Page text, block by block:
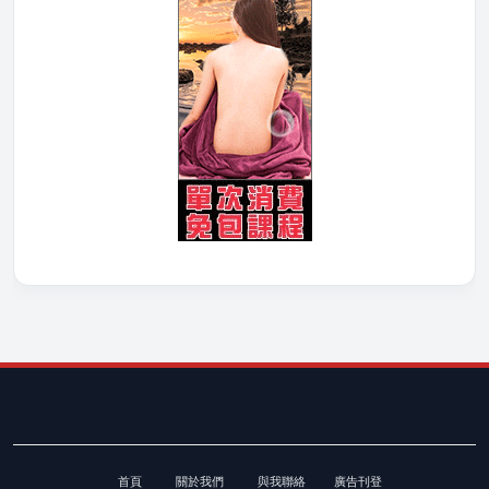
首頁 關於我們 與我聯絡 廣告刊登